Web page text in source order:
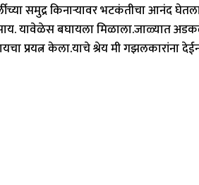
समुद्र किनाऱ्यावर भटकंतीचा आनंद
यावेळेस बघायला मिळाला.जाळ्यात
प्रयत्न केला.याचे श्रेय मी गझलकारांना